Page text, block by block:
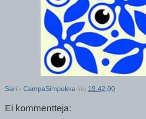
Sari - CampaSimpukka klo 19.42.00
Ei kommentteja: